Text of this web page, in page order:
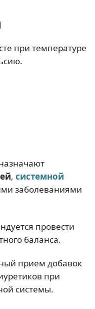
при температуре
, системной
заболеваниями
провести
баланса.
прием добавок
при
системы.